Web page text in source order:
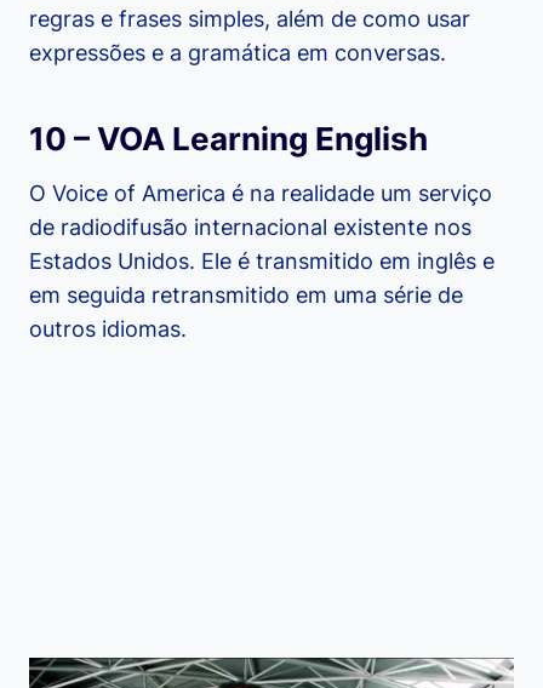
regras e frases simples, além de como usar
expressões e a gramática em conversas.
10 – VOA Learning English
O Voice of America é na realidade um serviço
de radiodifusão internacional existente nos
Estados Unidos. Ele é transmitido em inglês e
em seguida retransmitido em uma série de
outros idiomas.